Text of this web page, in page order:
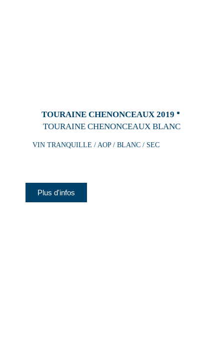
TOURAINE CHENONCEAUX 2019
TOURAINE CHENONCEAUX BLANC
VIN TRANQUILLE / AOP / BLANC / SEC
Plus d'infos